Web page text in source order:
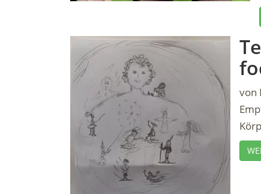
von